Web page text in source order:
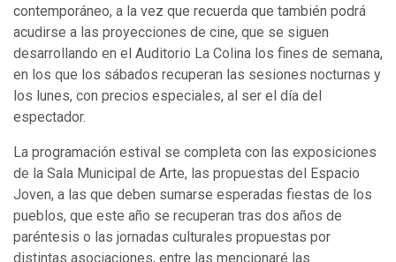
contemporáneo, a la vez que recuerda que también podrá
acudirse a las proyecciones de cine, que se siguen
desarrollando en el Auditorio La Colina los fines de semana,
en los que los sábados recuperan las sesiones nocturnas y
los lunes, con precios especiales, al ser el día del
espectador.
La programación estival se completa con las exposiciones
de la Sala Municipal de Arte, las propuestas del Espacio
Joven, a las que deben sumarse esperadas fiestas de los
pueblos, que este año se recuperan tras dos años de
paréntesis o las jornadas culturales propuestas por
distintas asociaciones, entre las mencionaré las